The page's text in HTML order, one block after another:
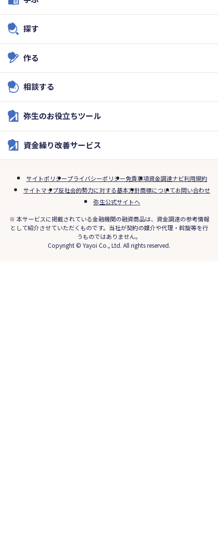
探す
作る
相談する
弥生のお役立ちツール
資金繰り改善サービス
サイトポリシープライバシーポリシー免責事項資金調達ナビ利用規約
サイトマップ反社会的勢力に対する基本方針商標についてお問い合わせ
弥生公式サイトへ
※ 本サービスに掲載されている金融機関の融資商品は、資金調達の参考情報
として紹介させていただくものです。当社が契約の媒介や代理・斡旋等を行
うものではありません。
Copyright © Yayoi Co., Ltd. All rights reserved.